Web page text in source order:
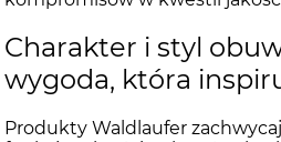
Charakter i styl
wygoda, która
Produkty Waldlaufer